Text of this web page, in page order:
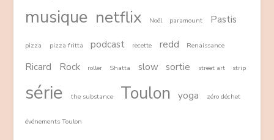
musique netflix Noël paramount Pastis
pizza pizza fritta podcast recette redd Renaissance
Ricard Rock roller Shatta slow sortie street art strip
série the substance Toulon yoga zéro déchet
événements Toulon